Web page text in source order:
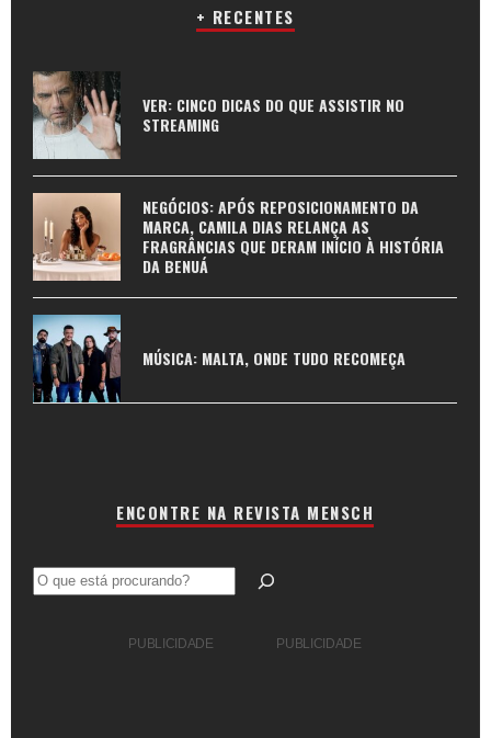
+ RECENTES
VER: CINCO DICAS DO QUE ASSISTIR NO
STREAMING
NEGÓCIOS: APÓS REPOSICIONAMENTO DA
MARCA, CAMILA DIAS RELANÇA AS
FRAGRÂNCIAS QUE DERAM INÍCIO À HISTÓRIA
DA BENUÁ
MÚSICA: MALTA, ONDE TUDO RECOMEÇA
ENCONTRE NA REVISTA MENSCH
Pesquisar
PUBLICIDADE PUBLICIDADE